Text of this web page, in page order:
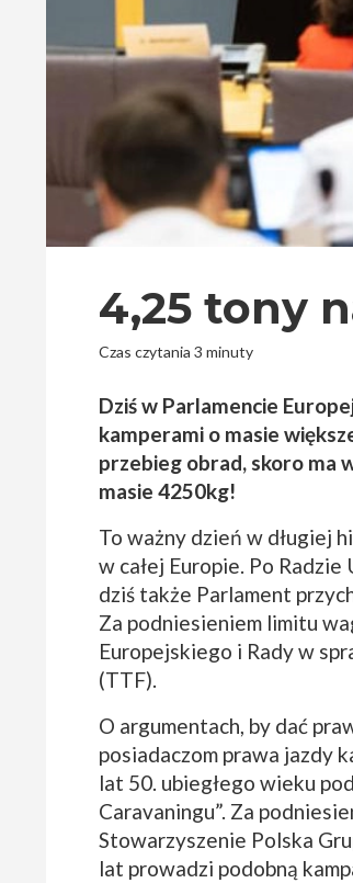
4,25 tony
Czas czytania 3 minuty
Dziś w Parlamencie
kamperami o masie
przebieg obrad, skoro ma
masie 4250kg!
To ważny dzień w długiej
w całej Europie. Po
dziś także Parlament
Za podniesieniem limitu
Europejskiego i Rady w
(TTF).
O argumentach, by dać
posiadaczom prawa jazdy
lat 50. ubiegłego wieku
Caravaningu”. Za
Stowarzyszenie Polska
lat prowadzi podobną